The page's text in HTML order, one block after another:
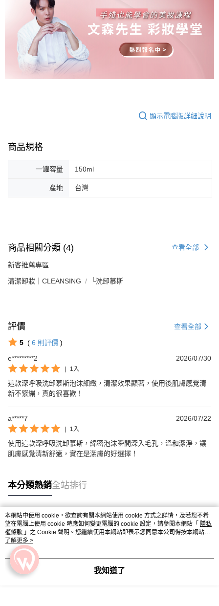
顯示電腦版詳細說明
商品規格
一罐容量 150ml
產地 台灣
商品相關分類 (4) 查看全部
新客推薦專區
清潔卸妝｜CLEANSING └洗卸慕斯
評價 查看全部
5 ( 6 則評價 )
e*********2
2026/07/30
1入
這款深呼吸洗卸慕斯泡沫細緻，清潔效果顯著，使用後肌膚感覺清
新不緊繃，真的很喜歡！
a*****7 2026/07/22
1入
使用這款深呼吸洗卸慕斯，綿密泡沫瞬間深入毛孔，溫和潔淨，讓
肌膚感覺清新舒適，實在是潔膚的好選擇！
本分類熱銷全站排行
熱門標籤
本網站中使用 cookie，欲查詢有關本網站使用 cookie 方式之詳情，及若您不希
望在電腦上使用 cookie 時應如何變更電腦的 cookie 設定，請參閱本網站「 隱私
權條款 」之 Cookie 聲明。您繼續使用本網站即表示您同意本公司得按本網站使
用條款之 Cookie 聲明使用 cookie。
了解更多 >
我知道了